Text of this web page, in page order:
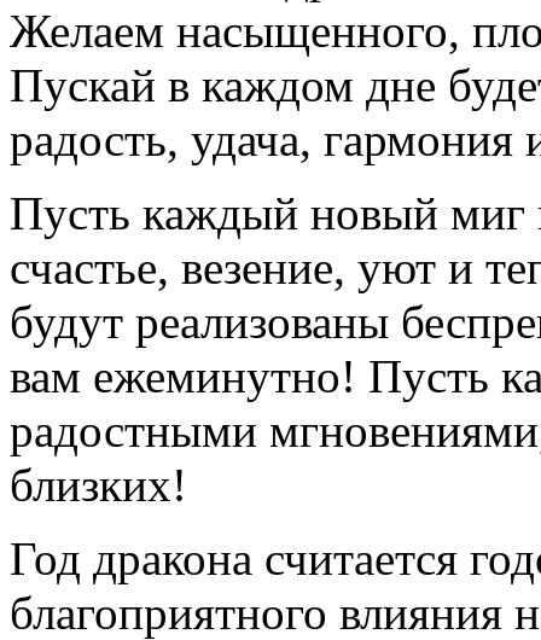
Желаем насыщенного,
Пускай в каждом дне
радость, удача, гармония
Пусть каждый новый миг
счастье, везение, уют и
будут реализованы
вам ежеминутно! Пусть
радостными
близких!
Год дракона считается
благоприятного влияния